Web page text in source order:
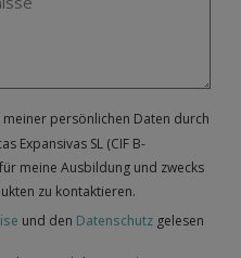
persönlichen Daten durch
Expansivas SL (CIF B-
meine Ausbildung und zwecks
zu kontaktieren.
und den Datenschutz gelesen